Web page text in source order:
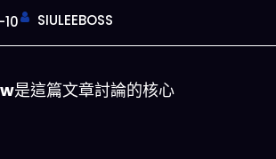
SIULEEBOSS
是這篇文章討論的核心